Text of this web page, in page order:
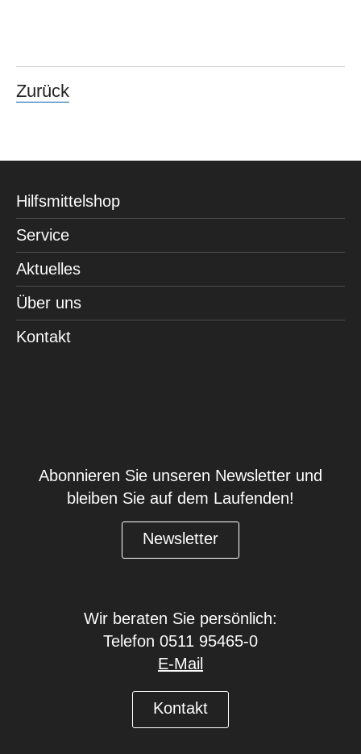
Zurück
Hilfsmittelshop
Service
Aktuelles
Über uns
Kontakt
Abonnieren Sie unseren Newsletter und
bleiben Sie auf dem Laufenden!
Newsletter
Wir beraten Sie persönlich:
Telefon 0511 95465-0
E-Mail
Kontakt